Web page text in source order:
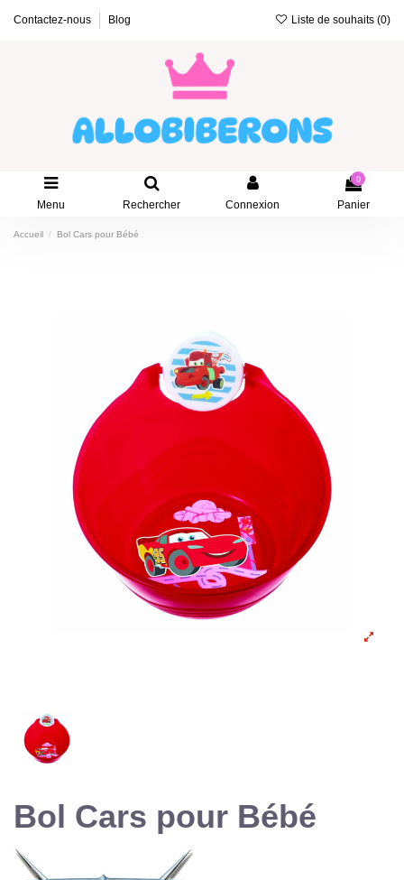
Contactez-nous Blog Liste de souhaits (0)
Menu Rechercher Connexion
0
Panier
Accueil Bol Cars pour Bébé
Bol Cars pour Bébé